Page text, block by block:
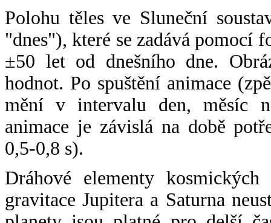
Polohu těles ve Sluneční
"dnes"), které se zadává pomocí
±50 let od dnešního dne.
hodnot. Po spuštění animace
mění v intervalu den, měsíc
animace je závislá na době
0,5-0,8 s).
Dráhové elementy
gravitace Jupitera a Saturna